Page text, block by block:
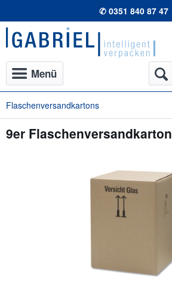
✆ 0351 840 87 47
Menü
Flaschenversandkartons
9er Flaschenversandkarton